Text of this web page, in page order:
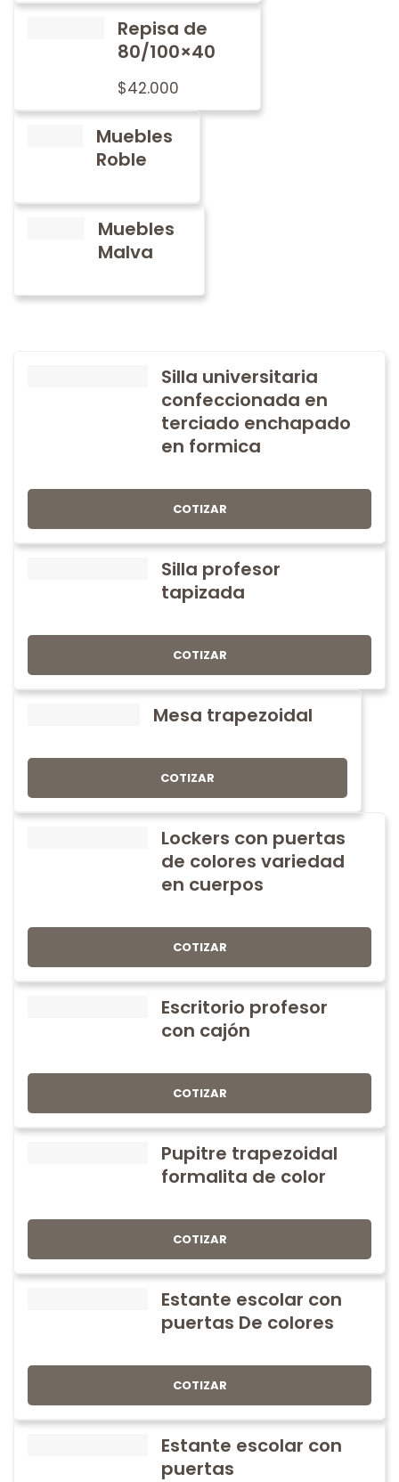
Repisa de
80/100×40
$42.000
Muebles
Roble
Muebles
Malva
Silla universitaria
confeccionada en
terciado enchapado
en formica
COTIZAR
Silla profesor
tapizada
COTIZAR
Mesa trapezoidal
COTIZAR
Lockers con puertas
de colores variedad
en cuerpos
COTIZAR
Escritorio profesor
con cajón
COTIZAR
Pupitre trapezoidal
formalita de color
COTIZAR
Estante escolar con
puertas De colores
COTIZAR
Estante escolar con
puertas